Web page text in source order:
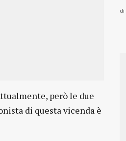
però le due
di questa vicenda è
di